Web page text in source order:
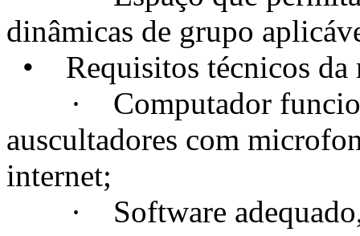
dinâmicas de grupo
• Requisitos técnicos da
· Computador
auscultadores com
internet;
· Software adequado,